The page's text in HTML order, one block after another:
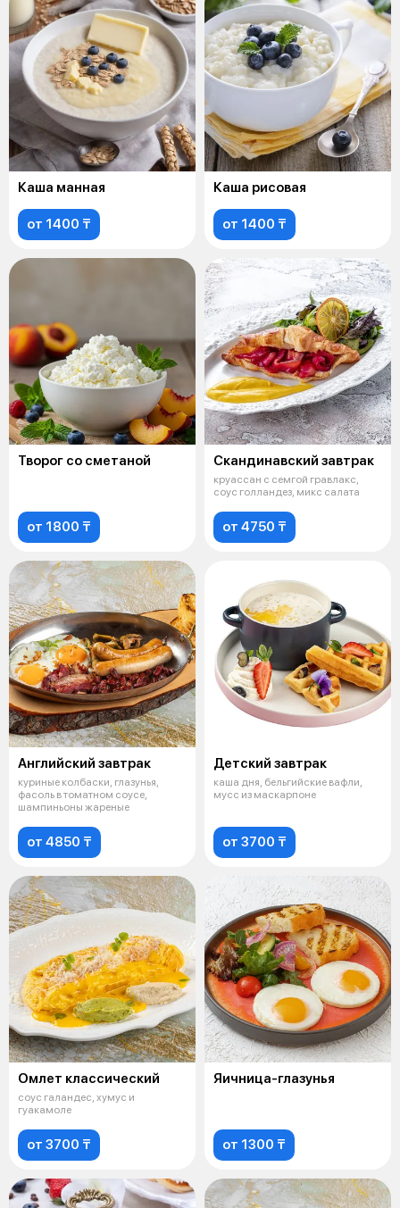
Каша манная
от 1400 ₸
Каша рисовая
от 1400 ₸
Творог со сметаной
от 1800 ₸
Скандинавский завтрак
круассан с семгой гравлакс,
соус голландез, микс салата
от 4750 ₸
Английский завтрак
куриные колбаски, глазунья,
фасоль в томатном соусе,
шампиньоны жареные
от 4850 ₸
Детский завтрак
каша дня, бельгийские вафли,
мусс из маскарпоне
от 3700 ₸
Омлет классический
соус галандес, хумус и
гуакамоле
от 3700 ₸
Яичница-глазунья
от 1300 ₸